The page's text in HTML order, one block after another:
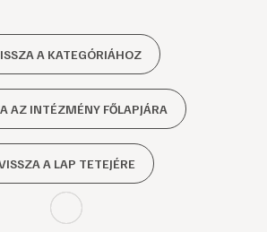
A KATEGÓRIÁHOZ
AZ INTÉZMÉNY FŐLAPJÁRA
A LAP TETEJÉRE